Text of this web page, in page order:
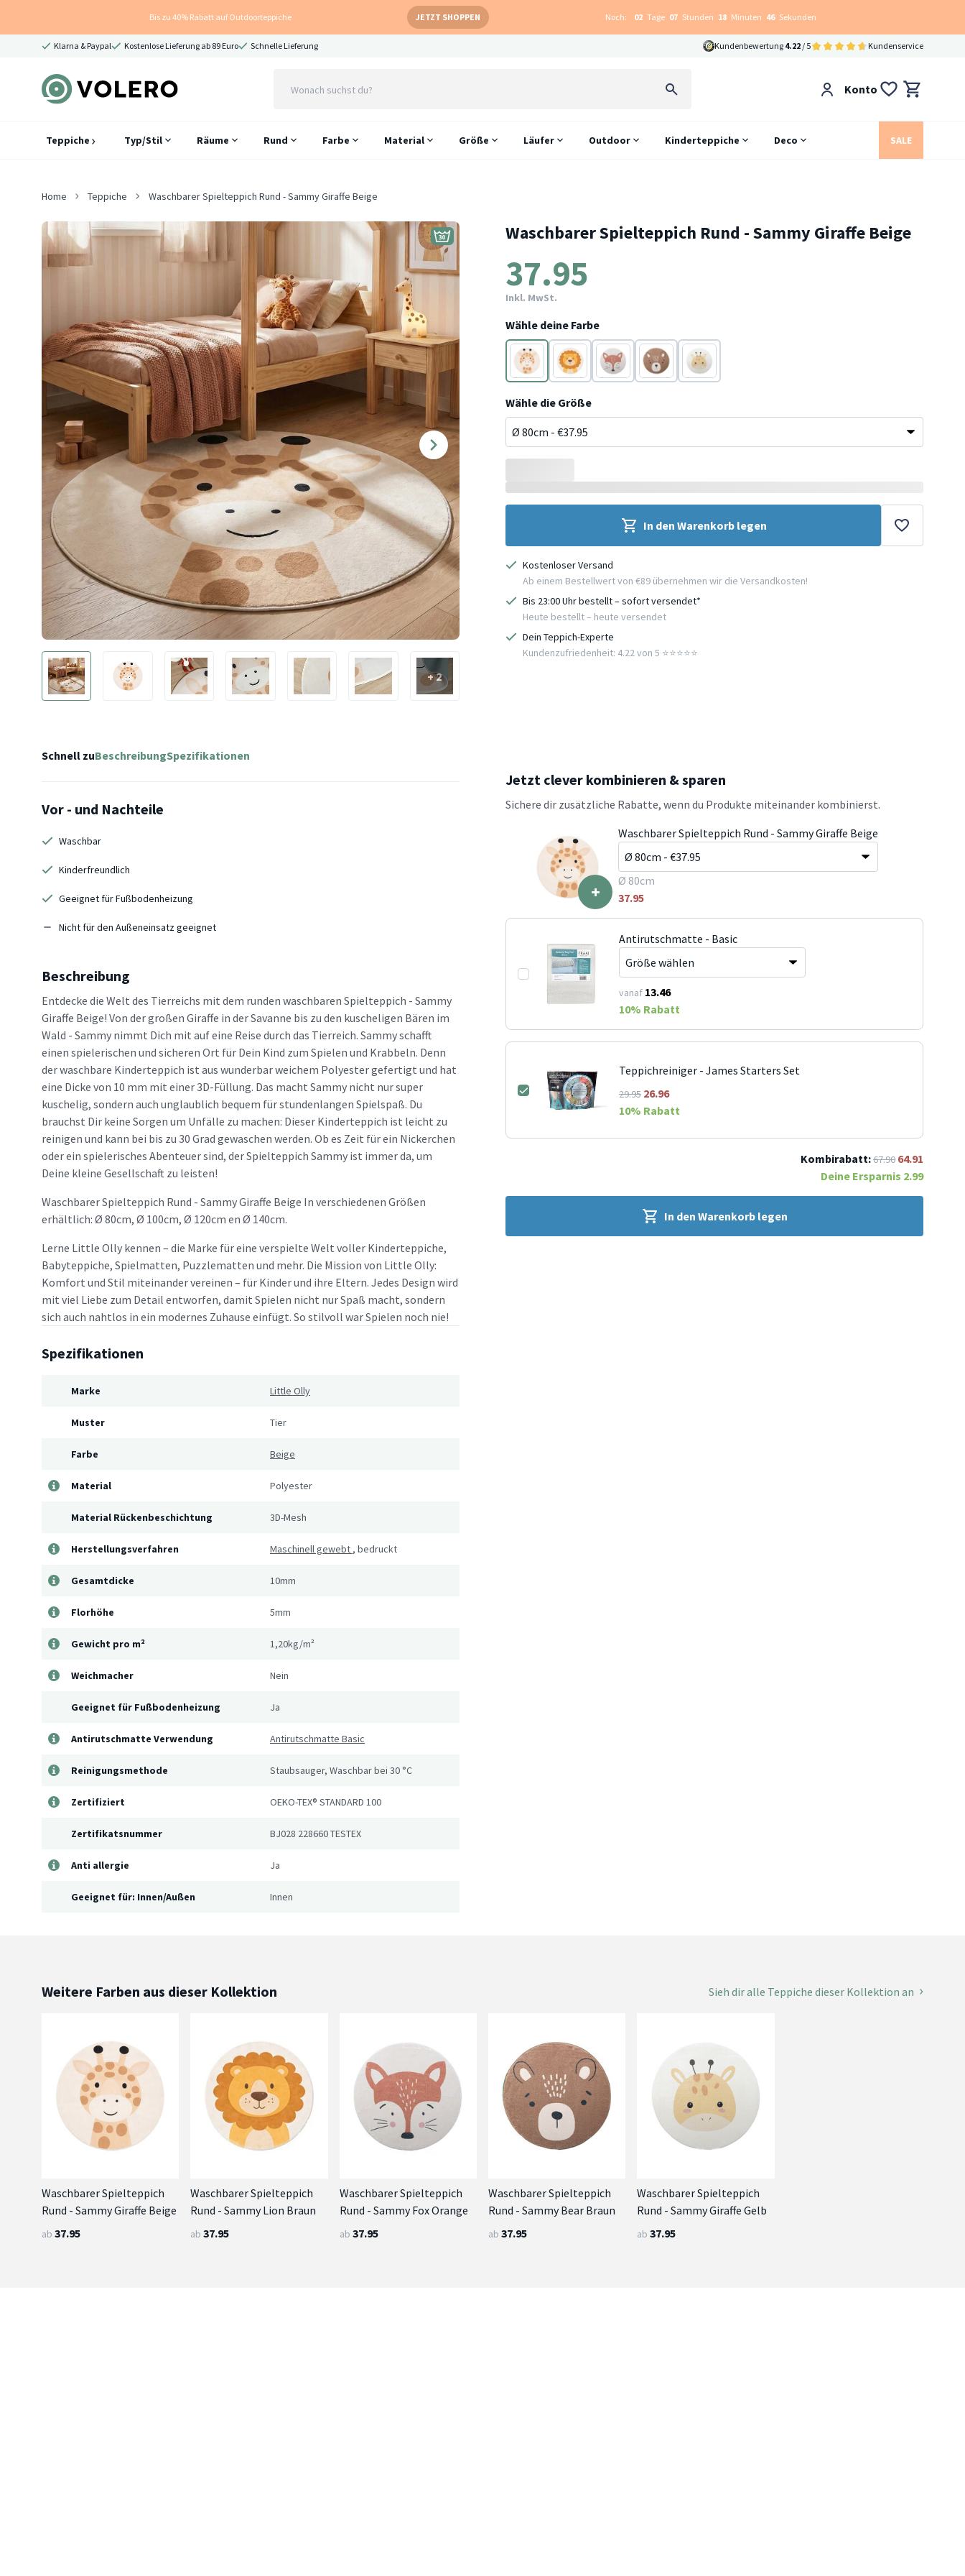
Bis zu 40% Rabatt auf Outdoorteppiche JETZT SHOPPEN Noch: 02 Tage 07 Stunden 18 Minuten 45 Sekunden
Klarna & Paypal Kostenlose Lieferung ab 89 Euro Schnelle Lieferung Kundenbewertung 4.22 / 5 Kundenservice
Konto
Teppiche Typ/Stil Räume Rund Farbe Material Größe Läufer Outdoor Kinderteppiche Deco SALE
Home Teppiche Waschbarer Spielteppich Rund - Sammy Giraffe Beige
+ 2
Waschbarer Spielteppich Rund - Sammy Giraffe Beige
37.95
Inkl. MwSt.
Wähle deine Farbe
Beige Braun Orange Braun
Gelb
Wähle die Größe
In den Warenkorb legen
Kostenloser Versand
Ab einem Bestellwert von €89 übernehmen wir die Versandkosten!
Bis 23:00 Uhr bestellt – sofort versendet*
Heute bestellt – heute versendet
Dein Teppich-Experte
Kundenzufriedenheit: 4.22 von 5 ⭐️⭐️⭐️⭐️⭐️
Schnell zuBeschreibungSpezifikationen
Vor - und Nachteile
Waschbar
Kinderfreundlich
Geeignet für Fußbodenheizung
Nicht für den Außeneinsatz geeignet
Beschreibung
Entdecke die Welt des Tierreichs mit dem runden waschbaren Spielteppich - Sammy
Giraffe Beige! Von der großen Giraffe in der Savanne bis zu den kuscheligen Bären im
Wald - Sammy nimmt Dich mit auf eine Reise durch das Tierreich. Sammy schafft
einen spielerischen und sicheren Ort für Dein Kind zum Spielen und Krabbeln. Denn
der waschbare Kinderteppich ist aus wunderbar weichem Polyester gefertigt und hat
eine Dicke von 10 mm mit einer 3D-Füllung. Das macht Sammy nicht nur super
kuschelig, sondern auch unglaublich bequem für stundenlangen Spielspaß. Du
brauchst Dir keine Sorgen um Unfälle zu machen: Dieser Kinderteppich ist leicht zu
reinigen und kann bei bis zu 30 Grad gewaschen werden. Ob es Zeit für ein Nickerchen
oder ein spielerisches Abenteuer sind, der Spielteppich Sammy ist immer da, um
Deine kleine Gesellschaft zu leisten!
Waschbarer Spielteppich Rund - Sammy Giraffe Beige In verschiedenen Größen
erhältlich: Ø 80cm, Ø 100cm, Ø 120cm en Ø 140cm.
Lerne Little Olly kennen – die Marke für eine verspielte Welt voller Kinderteppiche,
Babyteppiche, Spielmatten, Puzzlematten und mehr. Die Mission von Little Olly:
Komfort und Stil miteinander vereinen – für Kinder und ihre Eltern. Jedes Design wird
mit viel Liebe zum Detail entworfen, damit Spielen nicht nur Spaß macht, sondern
sich auch nahtlos in ein modernes Zuhause einfügt. So stilvoll war Spielen noch nie!
Spezifikationen
Marke Little Olly
Muster Tier
Farbe Beige
Material Polyester
Material Rückenbeschichtung 3D-Mesh
Herstellungsverfahren Maschinell gewebt , bedruckt
Gesamtdicke 10mm
Florhöhe 5mm
Gewicht pro m² 1,20kg/m²
Weichmacher Nein
Geeignet für Fußbodenheizung Ja
Antirutschmatte Verwendung Antirutschmatte Basic
Reinigungsmethode Staubsauger, Waschbar bei 30 °C
Zertifiziert OEKO-TEX® STANDARD 100
Zertifikatsnummer BJ028 228660 TESTEX
Anti allergie Ja
Geeignet für: Innen/Außen Innen
Jetzt clever kombinieren & sparen
Sichere dir zusätzliche Rabatte, wenn du Produkte miteinander kombinierst.
+
Waschbarer Spielteppich Rund - Sammy Giraffe Beige
Ø 80cm
37.95
Antirutschmatte - Basic
vanaf 13.46
10% Rabatt
Teppichreiniger - James Starters Set
29.95 26.96
10% Rabatt
Kombirabatt:67.90 64.91
Deine Ersparnis 2.99
In den Warenkorb legen
Weitere Farben aus dieser Kollektion Sieh dir alle Teppiche dieser Kollektion an
Waschbarer Spielteppich
Rund - Sammy Giraffe Beige
ab 37.95
Waschbarer Spielteppich
Rund - Sammy Lion Braun
ab 37.95
Waschbarer Spielteppich
Rund - Sammy Fox Orange
ab 37.95
Waschbarer Spielteppich
Rund - Sammy Bear Braun
ab 37.95
Waschbarer Spielteppich
Rund - Sammy Giraffe Gelb
ab 37.95